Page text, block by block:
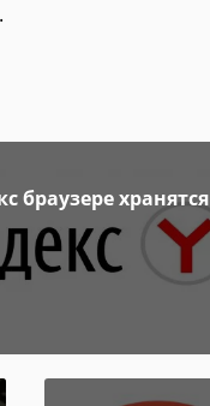
браузере хранятся